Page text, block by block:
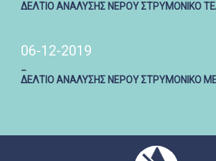
ΔΕΛΤΙΟ ΑΝΑΛΥΣΗΣ ΝΕΡΟΥ ΣΤΡΥΜΟΝΙΚΟ
06-12-2019
ΔΕΛΤΙΟ ΑΝΑΛΥΣΗΣ ΝΕΡΟΥ ΣΤΡΥΜΟΝΙΚΟ